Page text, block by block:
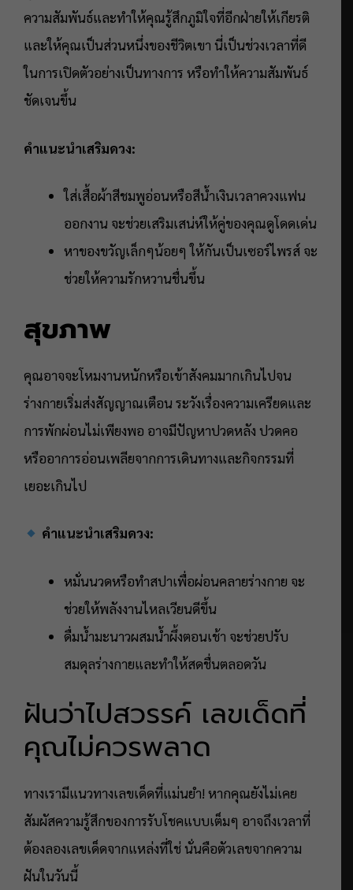
ความสัมพันธ์และทำให้คุณรู้สึกภูมิใจที่อีกฝ่ายให้เกียรติ
และให้คุณเป็นส่วนหนึ่งของชีวิตเขา นี่เป็นช่วงเวลาที่ดี
ในการเปิดตัวอย่างเป็นทางการ หรือทำให้ความสัมพันธ์
ชัดเจนขึ้น
คำแนะนำเสริมดวง:
ใส่เสื้อผ้าสีชมพูอ่อนหรือสีน้ำเงินเวลาควงแฟน
ออกงาน จะช่วยเสริมเสน่ห์ให้คู่ของคุณดูโดดเด่น
หาของขวัญเล็กๆน้อยๆ ให้กันเป็นเซอร์ไพรส์ จะ
ช่วยให้ความรักหวานชื่นขึ้น
สุขภาพ
คุณอาจจะโหมงานหนักหรือเข้าสังคมมากเกินไปจน
ร่างกายเริ่มส่งสัญญาณเตือน ระวังเรื่องความเครียดและ
การพักผ่อนไม่เพียงพอ อาจมีปัญหาปวดหลัง ปวดคอ
หรืออาการอ่อนเพลียจากการเดินทางและกิจกรรมที่
เยอะเกินไป
คำแนะนำเสริมดวง:
หมั่นนวดหรือทำสปาเพื่อผ่อนคลายร่างกาย จะ
ช่วยให้พลังงานไหลเวียนดีขึ้น
ดื่มน้ำมะนาวผสมน้ำผึ้งตอนเช้า จะช่วยปรับ
สมดุลร่างกายและทำให้สดชื่นตลอดวัน
ฝันว่าไปสวรรค์ เลขเด็ดที่
คุณไม่ควรพลาด
ทางเรามีแนวทางเลขเด็ดที่แม่นยำ! หากคุณยังไม่เคย
สัมผัสความรู้สึกของการรับโชคแบบเต็มๆ อาจถึงเวลาที่
ต้องลองเลขเด็ดจากแหล่งที่ใช่ นั่นคือตัวเลขจากความ
ฝันในวันนี้